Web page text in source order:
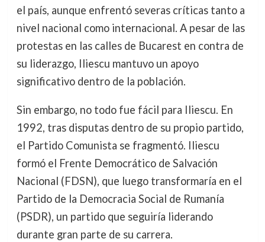
el país, aunque enfrentó severas críticas tanto a
nivel nacional como internacional. A pesar de las
protestas en las calles de Bucarest en contra de
su liderazgo, Iliescu mantuvo un apoyo
significativo dentro de la población.
Sin embargo, no todo fue fácil para Iliescu. En
1992, tras disputas dentro de su propio partido,
el Partido Comunista se fragmentó. Iliescu
formó el Frente Democrático de Salvación
Nacional (FDSN), que luego transformaría en el
Partido de la Democracia Social de Rumanía
(PSDR), un partido que seguiría liderando
durante gran parte de su carrera.